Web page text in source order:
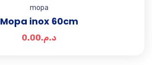
mopa
Mopa inox 60cm
د.م.0.00